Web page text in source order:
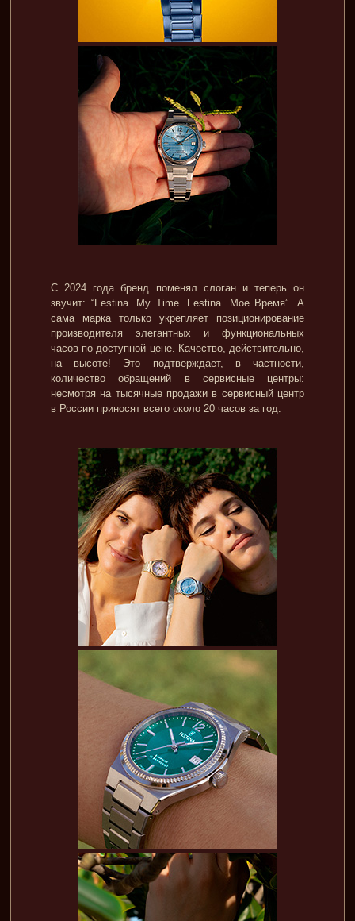
С 2024 года бренд поменял слоган и теперь он
звучит: “Festina. My Time. Festina. Мое Время”. А
сама марка только укрепляет позиционирование
производителя элегантных и функциональных
часов по доступной цене. Качество, действительно,
на высоте! Это подтверждает, в частности,
количество обращений в сервисные центры:
несмотря на тысячные продажи в сервисный центр
в России приносят всего около 20 часов за год.